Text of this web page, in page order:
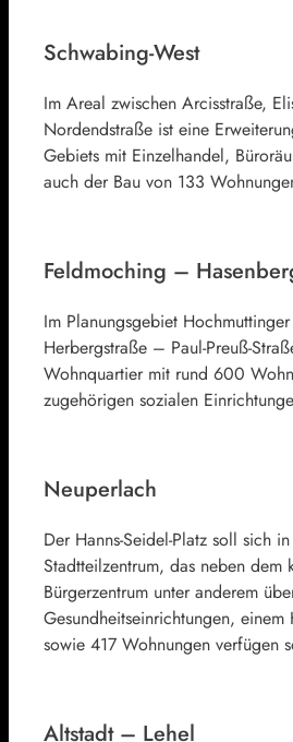
Schwabing-West
Im Areal zwischen Arcisstraße,
Nordendstraße ist eine
Gebiets mit Einzelhandel,
auch der Bau von 133
Feldmoching –
Im Planungsgebiet
Herbergstraße – Paul-Preuß-
Wohnquartier mit rund 600
zugehörigen sozialen
Neuperlach
Der Hanns-Seidel-Platz soll sich
Stadtteilzentrum, das neben dem
Bürgerzentrum unter anderem
Gesundheitseinrichtungen, einem
sowie 417 Wohnungen verfügen
Altstadt – Lehel